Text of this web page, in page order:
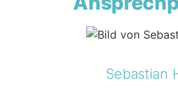
Sebastian